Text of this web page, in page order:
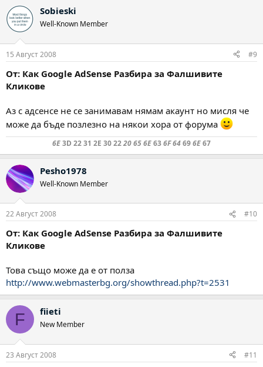
Sobieski
Well-Known Member
15 Август 2008 #9
От: Как Google AdSense Разбира за Фалшивите
Кликове
Аз с адсенсе не се занимавам нямам акаунт но мисля че
може да бъде позлезно на някои хора от форума
6E3D 22 31 2E 30 2220 65 6E636F 64696E67
Pesho1978
Well-Known Member
22 Август 2008 #10
От: Как Google AdSense Разбира за Фалшивите
Кликове
Това също може да е от полза
http://www.webmasterbg.org/showthread.php?t=2531
F fiieti
New Member
23 Август 2008 #11